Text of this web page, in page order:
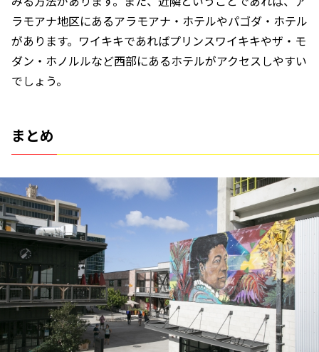
ラモアナ地区にあるアラモアナ・ホテルやパゴダ・ホテル
があります。ワイキキであればプリンスワイキキやザ・モ
ダン・ホノルルなど西部にあるホテルがアクセスしやすい
でしょう。
まとめ